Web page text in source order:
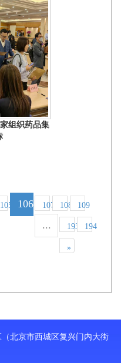
组织药品集
105 106 107 108 109
... 193 194
»
北京市西城区复兴门内大街